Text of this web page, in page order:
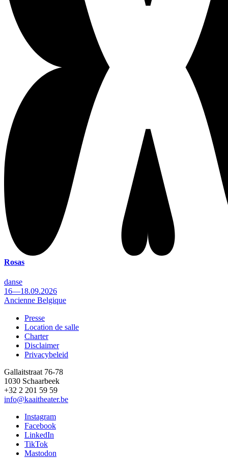
Rosas
danse
16—18.09.2026
Ancienne Belgique
Footer
Presse
Location de salle
Charter
Disclaimer
Privacybeleid
Gallaitstraat 76-78
1030 Schaarbeek
+32 2 201 59 59
info@kaaitheater.be
Instagram
Facebook
LinkedIn
TikTok
Mastodon